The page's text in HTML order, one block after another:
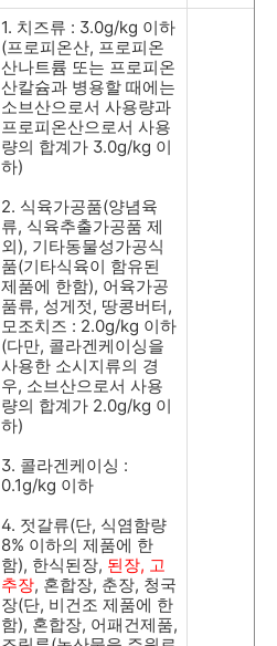
1. 치즈류 : 3.0g/kg 이하
(프로피온산, 프로피온
산나트륨 또는 프로피온
산칼슘과 병용할 때에는
소브산으로서 사용량과
프로피온산으로서 사용
량의 합계가 3.0g/kg 이
하)
2. 식육가공품(양념육
류, 식육추출가공품 제
외), 기타동물성가공식
품(기타식육이 함유된
제품에 한함), 어육가공
품류, 성게젓, 땅콩버터,
모조치즈 : 2.0g/kg 이하
(다만, 콜라겐케이싱을
사용한 소시지류의 경
우, 소브산으로서 사용
량의 합계가 2.0g/kg 이
하)
3. 콜라겐케이싱 :
0.1g/kg 이하
4. 젓갈류(단, 식염함량
8% 이하의 제품에 한
함), 한식된장, 된장, 고
추장, 혼합장, 춘장, 청국
장(단, 비건조 제품에 한
함), 혼합장, 어패건제품,